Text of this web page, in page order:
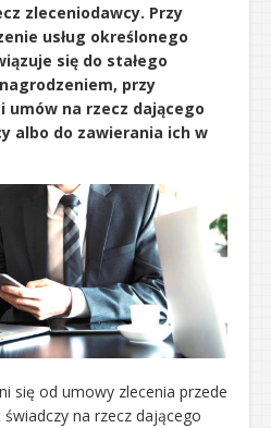
zleceniodawcy. Przy
usług określonego
się do stałego
przy
na rzecz dającego
albo do zawierania ich w
się od umowy zlecenia przede
na rzecz dającego